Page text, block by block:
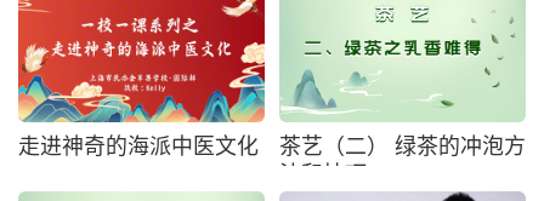
走进神奇的海派中医文化
茶艺（二） 绿茶的冲泡方